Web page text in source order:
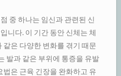
중 하나는 임신과 관련된 신
니다. 이 기간 동안 신체는 체
같은 다양한 변화를 겪기 때문
발과 같은 부위에 통증을 유발
법은 근육 긴장을 완화하고 유